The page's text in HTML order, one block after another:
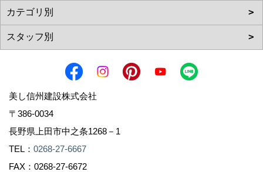
美し信州建設株式会社
〒386-0034
長野県上田市中之条1268－1
TEL： 0268-27-6667
FAX：0268-27-6672